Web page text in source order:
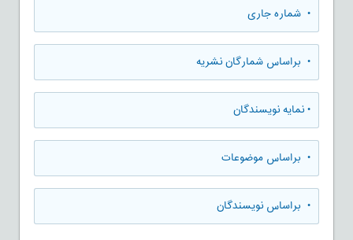
• شماره جاری
• براساس شمارگان نشریه
•نمایه نویسندگان
• براساس موضوعات
• براساس نویسندگان